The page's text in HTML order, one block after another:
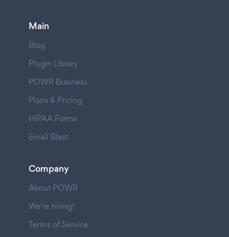
Main
Blog
Plugin Library
POWR Business
Plans & Pricing
HIPAA Forms
Email Blast
Company
About POWR
We're hiring!
Terms of Service